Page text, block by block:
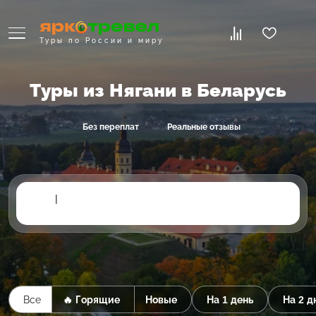
Туры по России и миру
Туры из Нягани в Беларусь
Без переплат Реальные отзывы
|
Все 🔥 Горящие Новые На 1 день На 2